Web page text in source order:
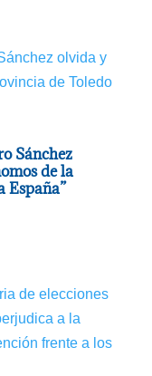
Sánchez
de la
España”